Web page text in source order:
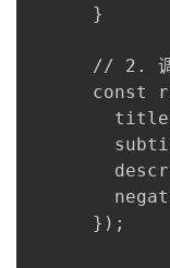
      }
// 2. 调
const
      });